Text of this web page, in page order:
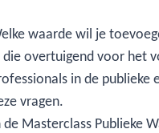
waarde wil je
die overtuigend voor het
in de
vragen.
de Masterclass Publieke
zichtbaar te maken.